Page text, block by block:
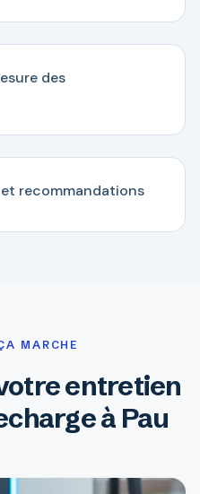
des
recommandations
MARCHE
entretien
à Pau